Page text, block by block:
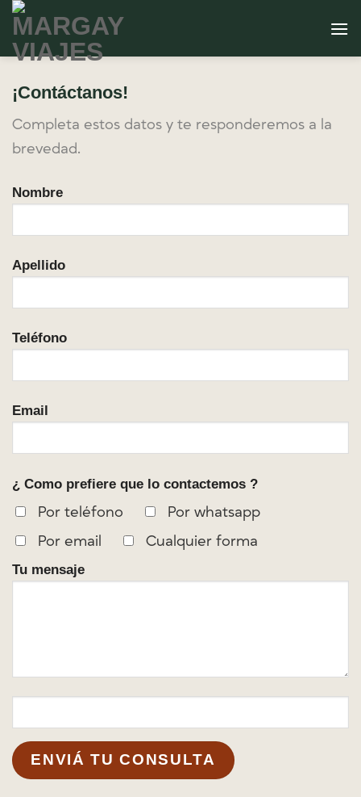
Saltar
contenido
¡Contáctanos!
Completa estos datos y te responderemos a la
brevedad.
Nombre
Apellido
Teléfono
Email
¿ Como prefiere que lo contactemos ?
Por teléfono
Por whatsapp
Por email
Cualquier forma
Tu mensaje